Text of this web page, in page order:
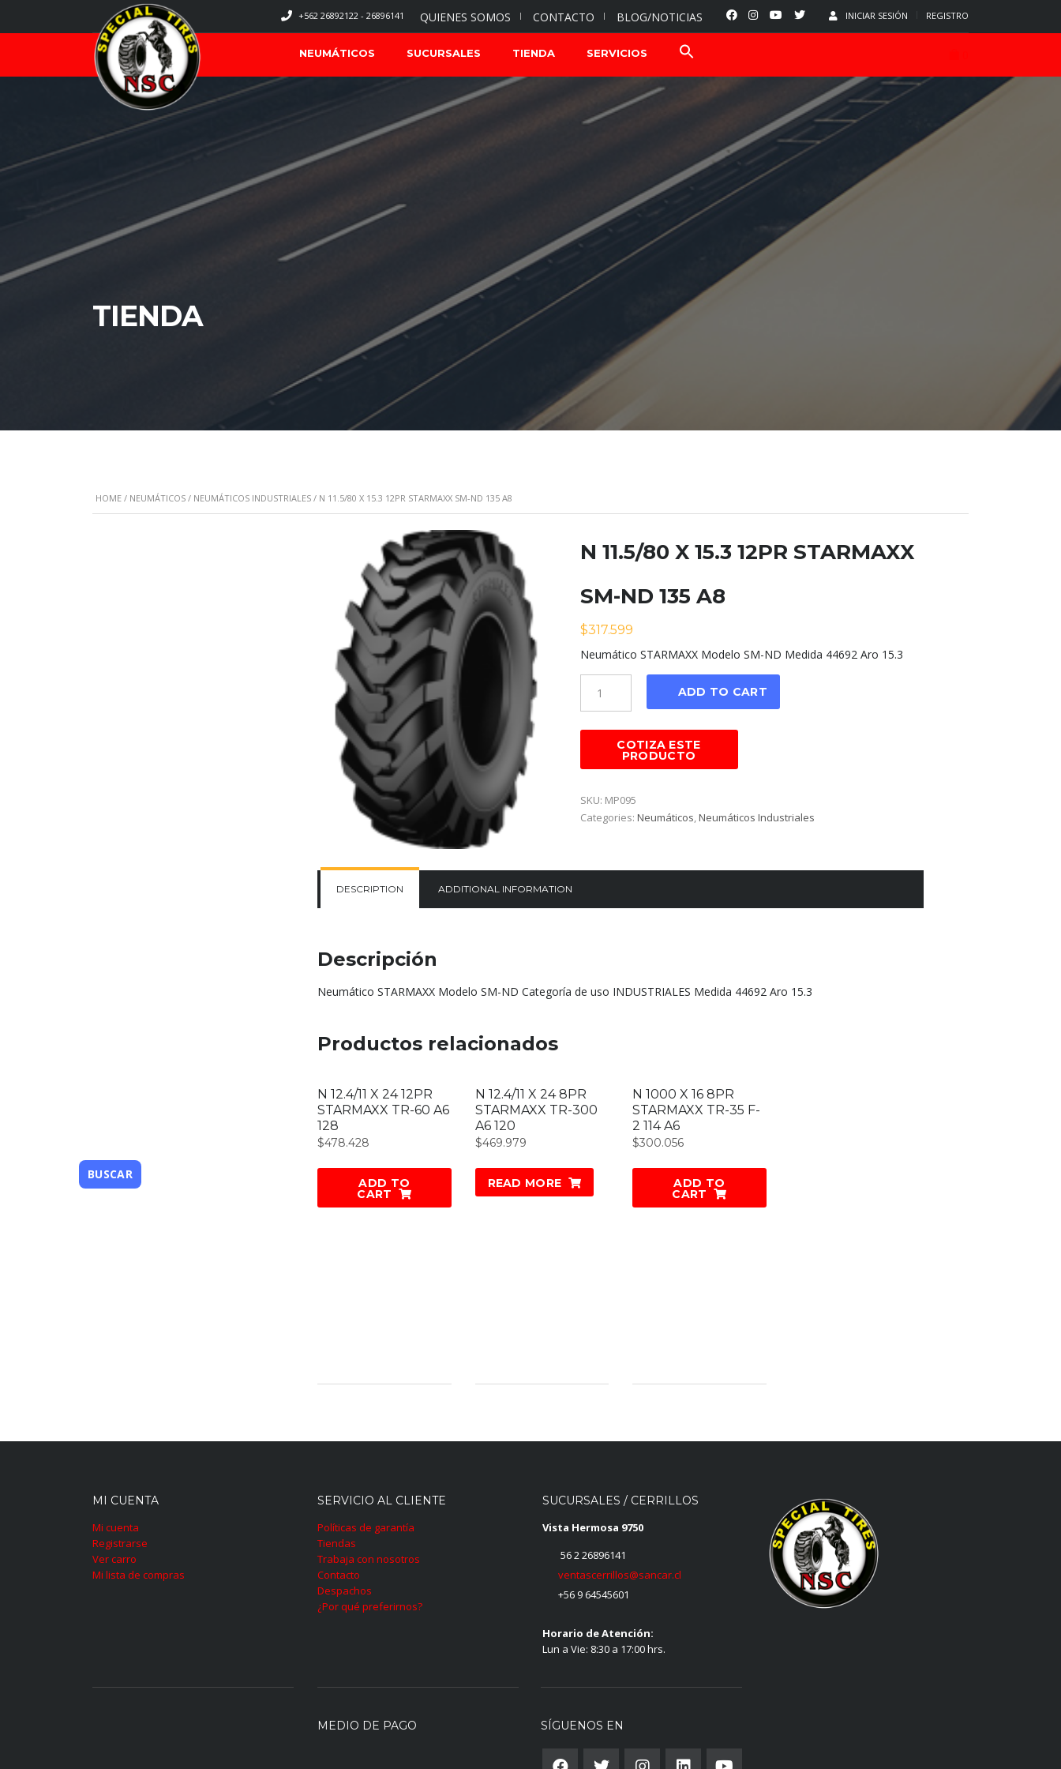
INICIAR SESIÓN REGISTRO
QUIENES SOMOS CONTACTO BLOG/NOTICIAS
+562 26892122 - 26896141
NEUMÁTICOS SUCURSALES TIENDA SERVICIOS
TIENDA
HOME / NEUMÁTICOS / NEUMÁTICOS INDUSTRIALES / N 11.5/80 X 15.3 12PR STARMAXX SM-ND 135 A8
N 11.5/80 X 15.3 12PR STARMAXX
SM-ND 135 A8
$317.599
Neumático STARMAXX Modelo SM-ND Medida 44692 Aro 15.3
ADD TO CART
SKU: MP095
Categories: Neumáticos,Neumáticos Industriales
DESCRIPTION ADDITIONAL INFORMATION
Descripción
Neumático STARMAXX Modelo SM-ND Categoría de uso INDUSTRIALES Medida 44692 Aro 15.3
Productos relacionados
N 12.4/11 X 24 12PR
STARMAXX TR-60 A6
128
$478.428
ADD TO
CART
N 12.4/11 X 24 8PR
STARMAXX TR-300
A6 120
$469.979
READ MORE
N 1000 X 16 8PR
STARMAXX TR-35 F-
2 114 A6
$300.056
ADD TO
CART
MI CUENTA
Mi cuenta
Registrarse
Ver carro
Mi lista de compras
SERVICIO AL CLIENTE
Políticas de garantía
Tiendas
Trabaja con nosotros
Contacto
Despachos
¿Por qué preferirnos?
SUCURSALES / CERRILLOS
Vista Hermosa 9750
56 2 26896141
ventascerrillos@sancar.cl
+56 9 64545601
Horario de Atención:
Lun a Vie: 8:30 a 17:00 hrs.
MEDIO DE PAGO SÍGUENOS EN